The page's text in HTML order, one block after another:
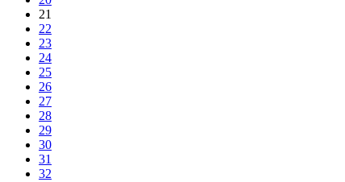
21
22
23
24
25
26
27
28
29
30
31
32